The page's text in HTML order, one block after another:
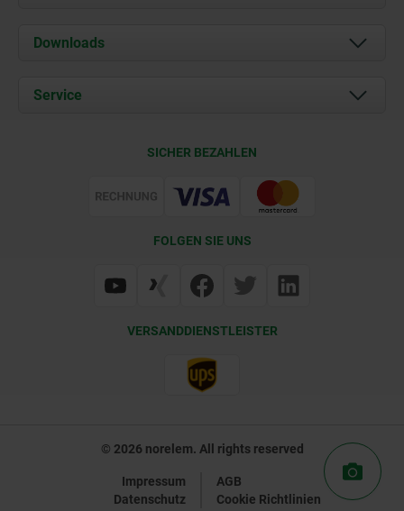
Über uns
Karriere
Downloads
Dokumente
Service
Web Support
SICHER BEZAHLEN
FOLGEN SIE UNS
VERSANDDIENSTLEISTER
© 2026 norelem. All rights reserved
Impressum
AGB
Datenschutz
Cookie Richtlinien